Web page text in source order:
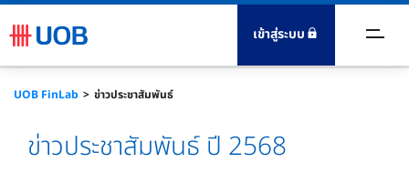
เข้าสู่ระบบ
มิตรทางธุรกิจ
ารด้านการเงิน
UOB FinLab ข่าวประชาสัมพันธ์
ข่าวประชาสัมพันธ์ ปี 2568